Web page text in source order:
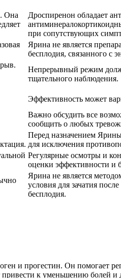
Она
Дроспиренон обладает
при сопутствующих
Ярина не является
бесплодия, связанного с
Непрерывный режим
тщательного наблюдения.
Эффективность может
Важно обсудить все
сообщить о любых
Перед назначением
для исключения
Регулярные осмотры и
оценки эффективности и
Ярина не является
условия для зачатия
бесплодия.
и прогестин. Он помогает
к уменьшению болей